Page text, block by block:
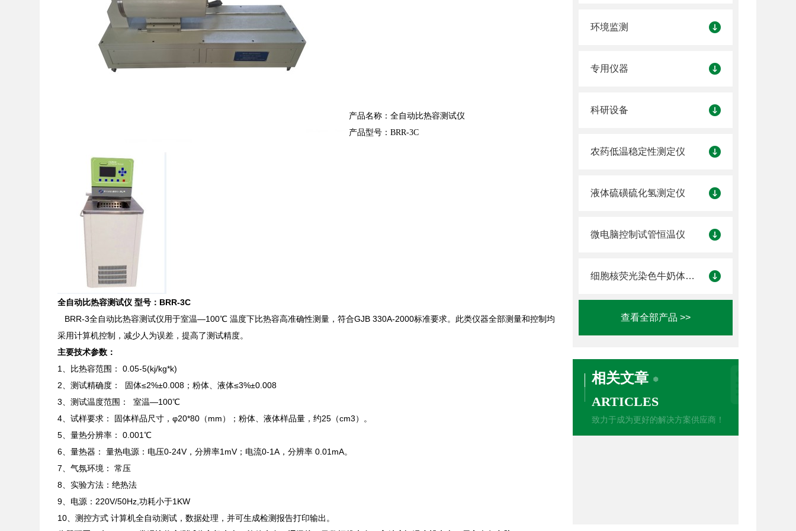
环境监测
专用仪器
科研设备
农药低温稳定性测定仪
液体硫磺硫化氢测定仪
微电脑控制试管恒温仪
细胞核荧光染色牛奶体细胞计数仪
查看全部产品 >>
相关文章
ARTICLES
致力于成为更好的解决方案供应商！
产品名称：全自动比热容测试仪
产品型号：BRR-3C
全自动比热容测试仪 型号： BRR-3C
BRR-3全自动比热容测试仪用于室温—100℃ 温度下比热容高准确性测量，符合GJB 330A-2000标准要求。此类仪器全部测量和控制均
采用计算机控制，减少人为误差，提高了测试精度。
主要技术参数：
1、比热容范围： 0.05-5(kj/kg*k)
2、测试精确度： 固体≤2%±0.008；粉体、液体≤3%±0.008
3、测试温度范围： 室温—100℃
4、试样要求： 固体样品尺寸，φ20*80（mm）；粉体、液体样品量，约25（cm3）。
5、量热分辨率： 0.001℃
6、量热器： 量热电源：电压0-24V，分辨率1mV；电流0-1A，分辨率 0.01mA。
7、气氛环境： 常压
8、实验方法：绝热法
9、电源：220V/50Hz,功耗小于1KW
10、测控方式 计算机全自动测试，数据处理，并可生成检测报告打印输出。